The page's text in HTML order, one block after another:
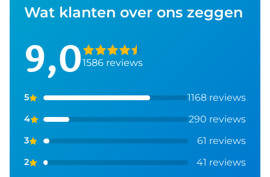
Wat klanten over ons zeggen
9,01586 reviews
5 1168 reviews
4 290 reviews
3 61 reviews
2 41 reviews